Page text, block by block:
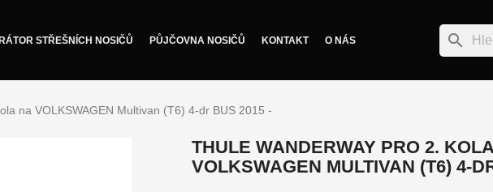
STŘEŠNÍCH NOSIČŮ PŮJČOVNA NOSIČŮ KONTAKT O NÁS search
na VOLKSWAGEN Multivan (T6) 4-dr BUS 2015 -
THULE WANDERWAY PRO 2.
VOLKSWAGEN MULTIVAN (T6) 4-